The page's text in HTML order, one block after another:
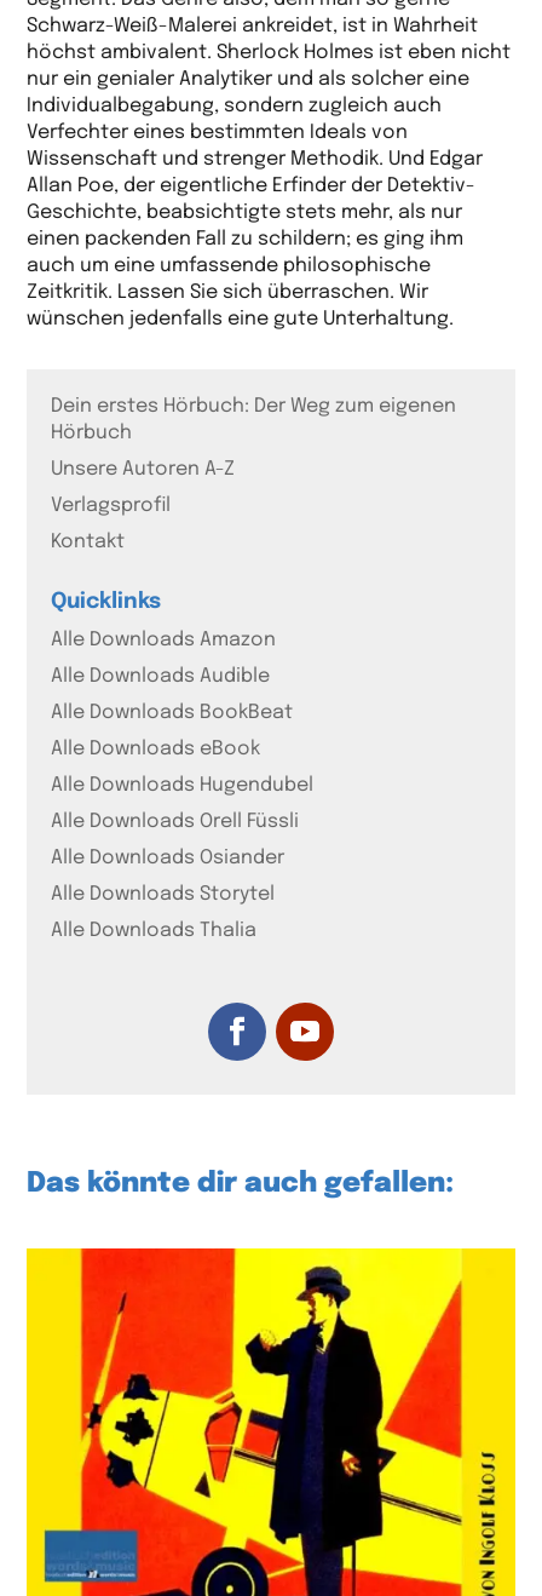
Schwarz-Weiß-Malerei ankreidet, ist in Wahrheit
höchst ambivalent. Sherlock Holmes ist eben nicht
nur ein genialer Analytiker und als solcher eine
Individualbegabung, sondern zugleich auch
Verfechter eines bestimmten Ideals von
Wissenschaft und strenger Methodik. Und Edgar
Allan Poe, der eigentliche Erfinder der Detektiv-
Geschichte, beabsichtigte stets mehr, als nur
einen packenden Fall zu schildern; es ging ihm
auch um eine umfassende philosophische
Zeitkritik. Lassen Sie sich überraschen. Wir
wünschen jedenfalls eine gute Unterhaltung.
Dein erstes Hörbuch: Der Weg zum eigenen
Hörbuch
Unsere Autoren A-Z
Verlagsprofil
Kontakt
Quicklinks
Alle Downloads Amazon
Alle Downloads Audible
Alle Downloads BookBeat
Alle Downloads eBook
Alle Downloads Hugendubel
Alle Downloads Orell Füssli
Alle Downloads Osiander
Alle Downloads Storytel
Alle Downloads Thalia
Das könnte dir auch gefallen: